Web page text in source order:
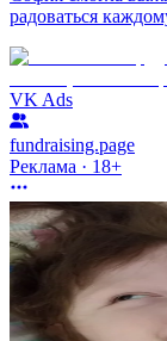
радоваться
VK Ads
fundraising.page
Реклама · 18+